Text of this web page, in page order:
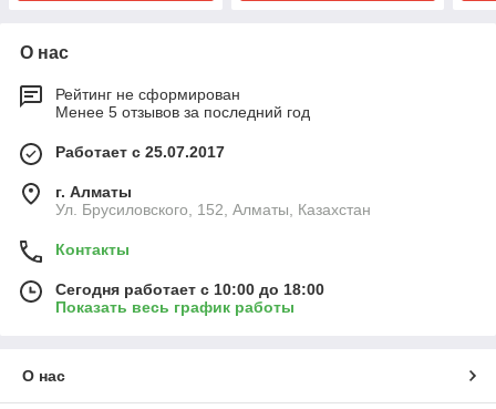
О нас
Рейтинг не сформирован
Менее 5 отзывов за последний год
Работает с 25.07.2017
г. Алматы
Ул. Брусиловского, 152, Алматы, Казахстан
Контакты
Сегодня работает с 10:00 до 18:00
Показать весь график работы
О нас